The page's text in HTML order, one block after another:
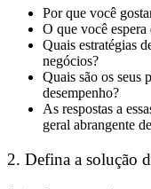
Por que você
O que você
Quais estratégias
negócios?
Quais são os seus
desempenho?
As respostas a
geral abrangente
2. Defina a solução